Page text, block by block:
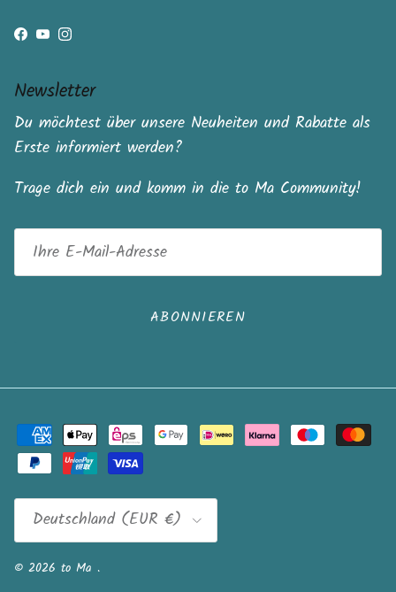
Facebook
YouTubeInstagram
Newsletter
Du möchtest über unsere Neuheiten und Rabatte als
Erste informiert werden?
Trage dich ein und komm in die to Ma Community!
ABONNIEREN
Land/Region
Deutschland (EUR €)
© 2026 to Ma .